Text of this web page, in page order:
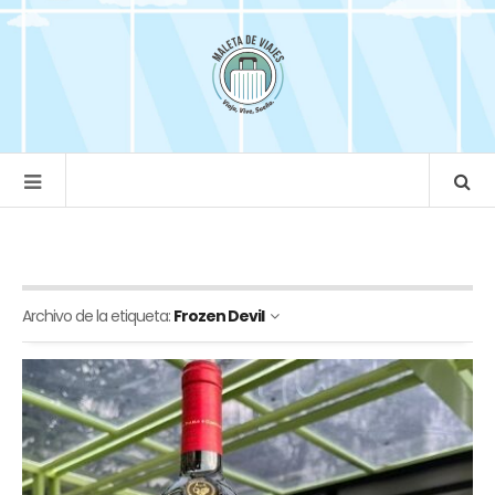
Archivo de la etiqueta: Frozen Devil